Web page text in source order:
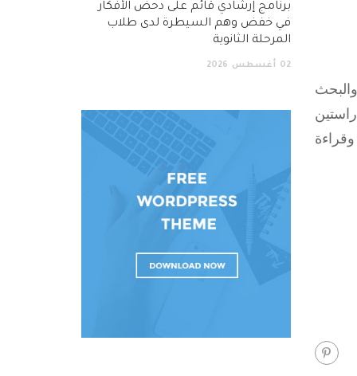
والبحث
الفصل بين الدراستين
برنامج إرشادي قائم على دحض الأفكار
في خفض وهم السيطرة لدى طلاب
المرحلة الثانوية
02 أغسطس 2026